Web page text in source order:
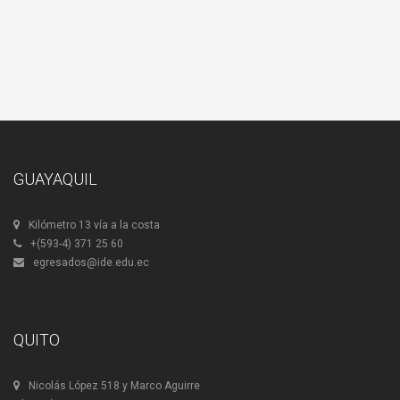
GUAYAQUIL
Kilómetro 13 vía a la costa
+(593-4) 371 25 60
egresados@ide.edu.ec
QUITO
Nicolás López 518 y Marco Aguirre